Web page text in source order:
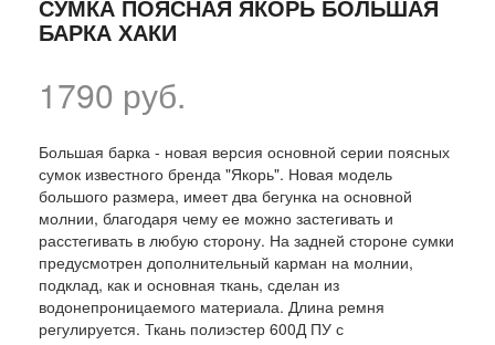
СУМКА ПОЯСНАЯ ЯКОРЬ БОЛЬШАЯ
БАРКА ХАКИ
1790 руб.
Большая барка - новая версия основной серии поясных
сумок известного бренда "Якорь". Новая модель
большого размера, имеет два бегунка на основной
молнии, благодаря чему ее можно застегивать и
расстегивать в любую сторону. На задней стороне сумки
предусмотрен дополнительный карман на молнии,
подклад, как и основная ткань, сделан из
водонепроницаемого материала. Длина ремня
регулируется. Ткань полиэстер 600Д ПУ с